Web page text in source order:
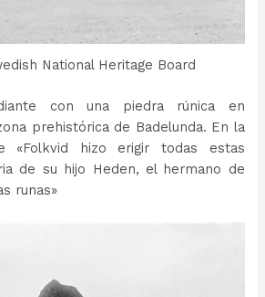
National Heritage Board
con una piedra rúnica en
prehistórica de Badelunda. En la
«Folkvid hizo erigir todas estas
de su hijo Heden, el hermano de
runas»